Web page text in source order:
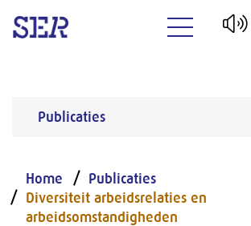
Publicaties
Home
Publicaties
Diversiteit arbeidsrelaties en
arbeidsomstandigheden